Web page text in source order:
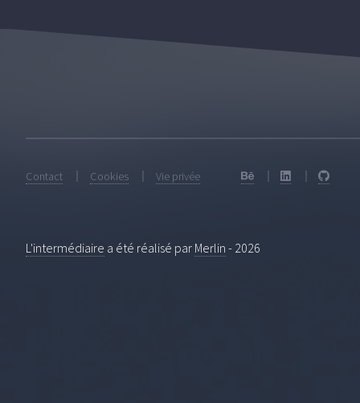
Contact Cookies Vie privée
L'intermédiaire a été réalisé par Merlin - 2026